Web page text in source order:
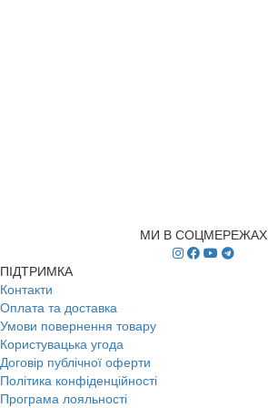
МИ В СОЦМЕРЕЖАХ
ПІДТРИМКА
Контакти
Оплата та доставка
Умови повернення товару
Користувацька угода
Договір публічної оферти
Політика конфіденційності
Програма лояльності